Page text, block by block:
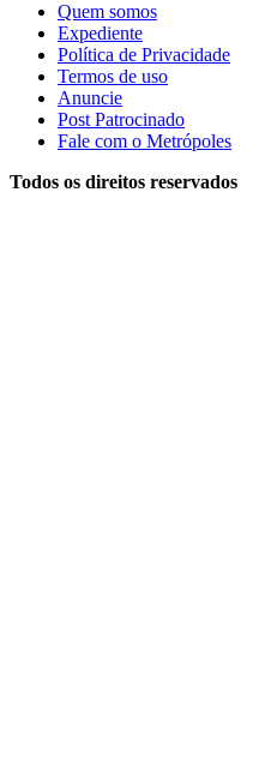
Quem somos
Expediente
Política de Privacidade
Termos de uso
Anuncie
Post Patrocinado
Fale com o Metrópoles
Todos os direitos reservados